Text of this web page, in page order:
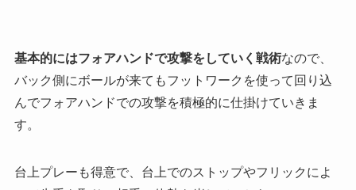
基本的にはフォアハンドで攻撃をしていく戦術なので、
バック側にボールが来てもフットワークを使って回り込
んでフォアハンドでの攻撃を積極的に仕掛けていきま
す。
台上プレーも得意で、台上でのストップやフリックによ